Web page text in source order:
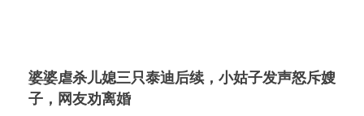
婆婆虐杀儿媳三只泰迪后续，小姑子发声怒斥嫂
子，网友劝离婚